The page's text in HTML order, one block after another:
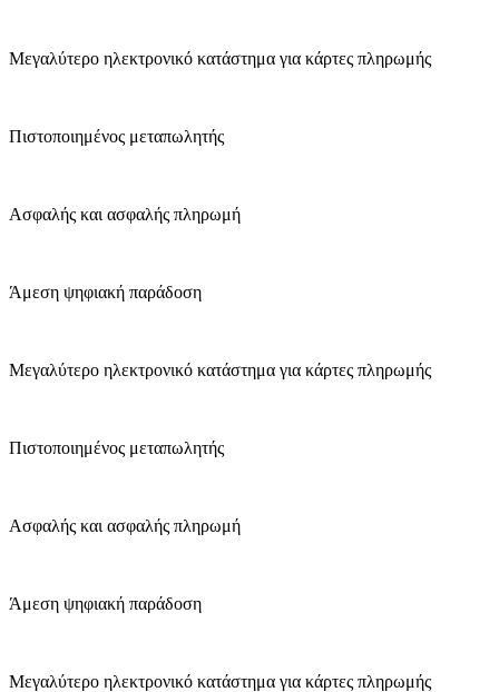
Μεγαλύτερο ηλεκτρονικό κατάστημα για κάρτες πληρωμής
Πιστοποιημένος μεταπωλητής
Ασφαλής και ασφαλής πληρωμή
Άμεση ψηφιακή παράδοση
Μεγαλύτερο ηλεκτρονικό κατάστημα για κάρτες πληρωμής
Πιστοποιημένος μεταπωλητής
Ασφαλής και ασφαλής πληρωμή
Άμεση ψηφιακή παράδοση
Μεγαλύτερο ηλεκτρονικό κατάστημα για κάρτες πληρωμής